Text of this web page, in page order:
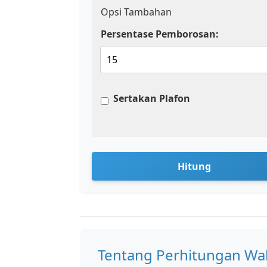
Opsi Tambahan
Persentase Pemborosan:
Sertakan Plafon
Hitung
Tentang Perhitungan